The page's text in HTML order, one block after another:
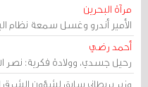
مرآة البحرين
الأمير أندرو وغسل سمعة نظام
أحمد رضي
رحيل جسدي، وولادة فكرية: نصر
وزير بريطاني سابق لشؤون